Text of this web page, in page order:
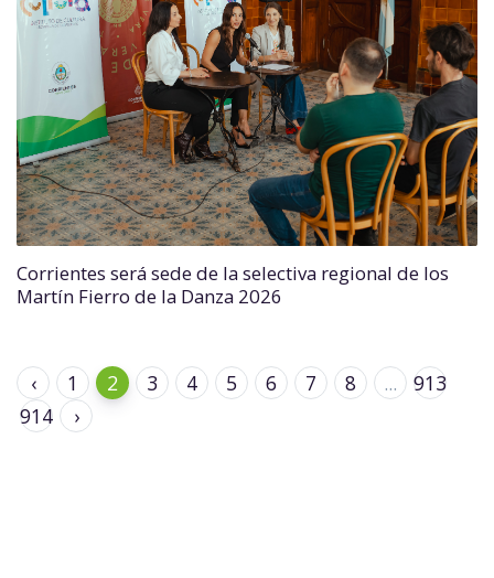
Corrientes será sede de la selectiva regional de los
Martín Fierro de la Danza 2026
‹ 1 2 3 4 5 6 7 8 ...
913
914
›